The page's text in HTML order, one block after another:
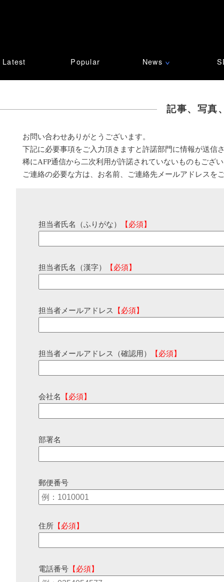
Latest Popular News ∨
記事、写真
お問い合わせありがとうございます。
下記に必要事項をご入力頂きますと許諾部門に情報が送信
稀にAFP通信から二次利用が許諾されていないものもござ
ご連絡の必要な方は、お名前、ご連絡先メールアドレスを
担当者氏名（ふりがな） 【必須】
担当者氏名（漢字） 【必須】
担当者メールアドレス 【必須】
担当者メールアドレス（確認用） 【必須】
会社名 【必須】
部署名
郵便番号
住所 【必須】
電話番号 【必須】